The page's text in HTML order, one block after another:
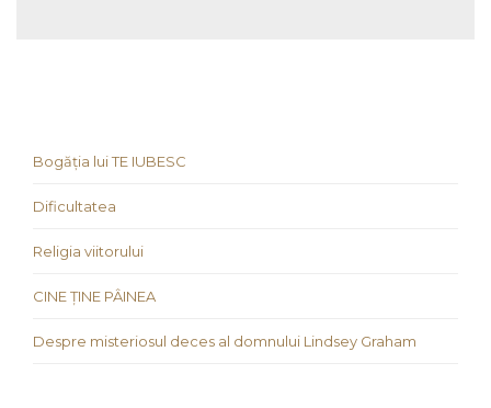
Bogăția lui TE IUBESC
Dificultatea
Religia viitorului
CINE ȚINE PÂINEA
Despre misteriosul deces al domnului Lindsey Graham